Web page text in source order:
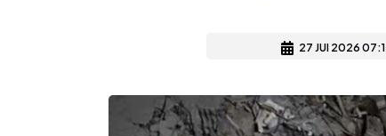
27 JUI 2026